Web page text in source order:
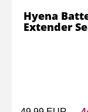
Hyena
Extender